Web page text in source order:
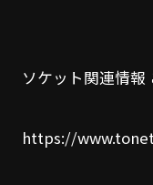
ソケット関連情
https://